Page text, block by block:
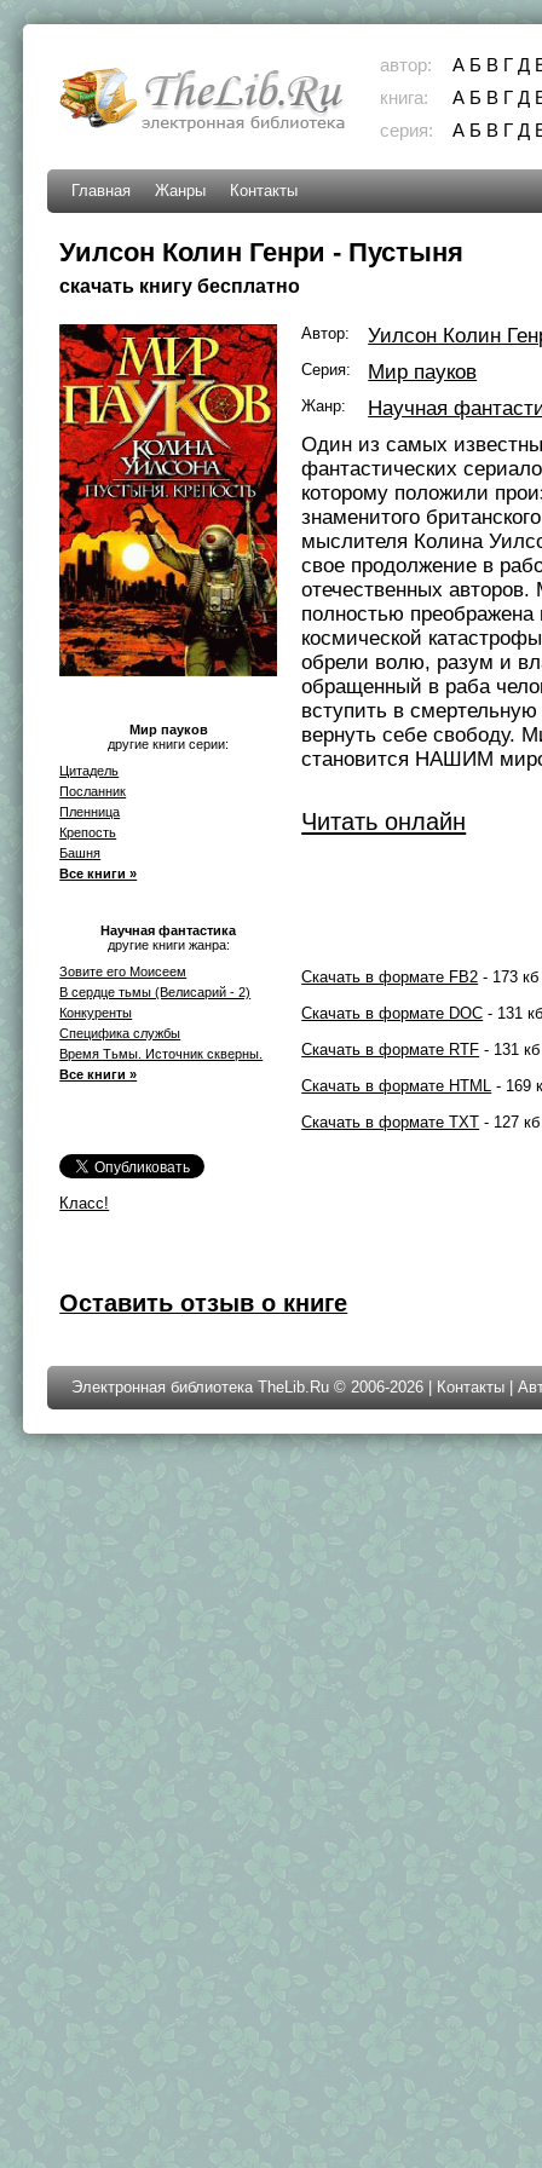
автор: А Б В Г Д
книга:
А Б В Г Д
серия:
А Б В Г Д
Главная Жанры Контакты
Уилсон Колин Генри - Пустыня
скачать книгу бесплатно
Мир пауков
другие книги серии:
Цитадель
Посланник
Пленница
Крепость
Башня
Все книги »
Научная фантастика
другие книги жанра:
Зовите его Моисеем
В сердце тьмы (Велиcарий - 2)
Конкуренты
Специфика службы
Время Тьмы. Источник скверны.
Все книги »
Класс!
Автор: Уилсон Колин
Серия: Мир пауков
Жанр:
Научная
Один из самых
фантастических
которому положили
знаменитого
мыслителя Колина
свое продолжение в
отечественных
полностью преображена
космической
обрели волю, разум и
обращенный в раба
вступить в
вернуть себе свободу.
становится НАШИМ
Читать онлайн
Скачать в формате FB2 - 173 кб
Скачать в формате DOC - 131
Скачать в формате RTF - 131 кб
Скачать в формате HTML - 169
Скачать в формате TXT - 127 кб
Оставить отзыв о книге
Электронная библиотека TheLib.Ru © 2006-2026 | Контакты |